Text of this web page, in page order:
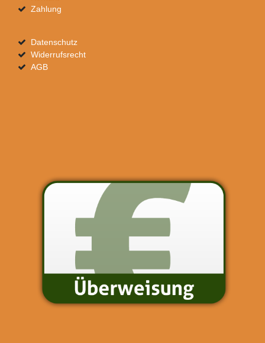
Zahlung
Datenschutz
Widerrufsrecht
AGB